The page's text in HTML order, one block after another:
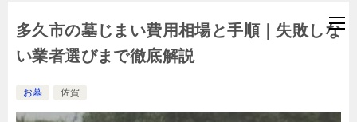
多久市の墓じまい費用相場と手順｜失敗しな
い業者選びまで徹底解説
お墓 佐賀